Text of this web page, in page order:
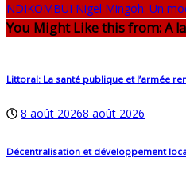
NDIKOMBUI Nigel Mingoh: Un
You Might Like this from: A
Littoral: La santé publique et l’armée
8 août 20268 août 2026
Décentralisation et développement